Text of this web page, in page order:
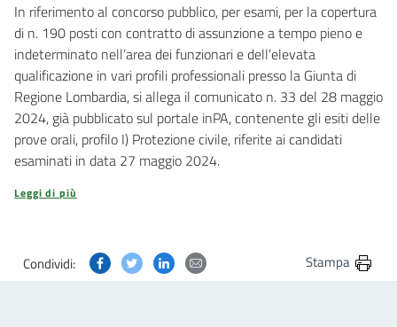
In riferimento al concorso pubblico, per esami, per la copertura
di n. 190 posti con contratto di assunzione a tempo pieno e
indeterminato nell’area dei funzionari e dell’elevata
qualificazione in vari profili professionali presso la Giunta di
Regione Lombardia, si allega il comunicato n. 33 del 28 maggio
2024, già pubblicato sul portale inPA, contenente gli esiti delle
prove orali, profilo I) Protezione civile, riferite ai candidati
esaminati in data 27 maggio 2024.
Leggi di più
Condividi: Condividi questa pagina su Facebook
Condividi questa pagina su Twitter
Condividi questa pagina su Linkedin
Condividi questa pagina via
Stampa